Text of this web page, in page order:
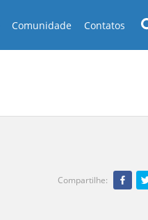
Comunidade Contatos
Compartilhe: